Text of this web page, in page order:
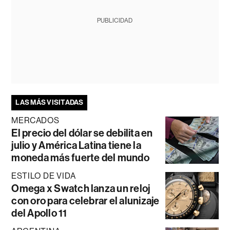
PUBLICIDAD
LAS MÁS VISITADAS
MERCADOS
El precio del dólar se debilita en
julio y América Latina tiene la
moneda más fuerte del mundo
ESTILO DE VIDA
Omega x Swatch lanza un reloj
con oro para celebrar el alunizaje
del Apollo 11